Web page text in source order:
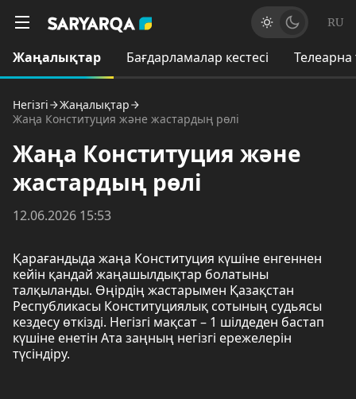
RU
Жаңалықтар Бағдарламалар кестесі
Негізгі
Жаңалықтар
Жаңа Конституция және жастардың рөлі
Жаңа Конституция және
жастардың рөлі
12.06.2026 15:53
Қарағандыда жаңа Конституция күшіне енгеннен
кейін қандай жаңашылдықтар болатыны
талқыланды. Өңірдің жастарымен Қазақстан
Республикасы Конституциялық сотының судьясы
кездесу өткізді. Негізгі мақсат – 1 шілдеден бастап
күшіне енетін Ата заңның негізгі ережелерін
түсіндіру.